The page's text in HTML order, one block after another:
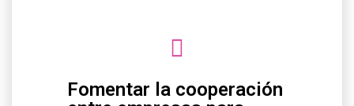
Fomentar la cooperación